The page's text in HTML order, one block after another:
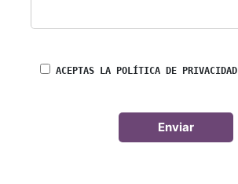
ACEPTAS LA POLÍTICA DE PRIVACIDAD